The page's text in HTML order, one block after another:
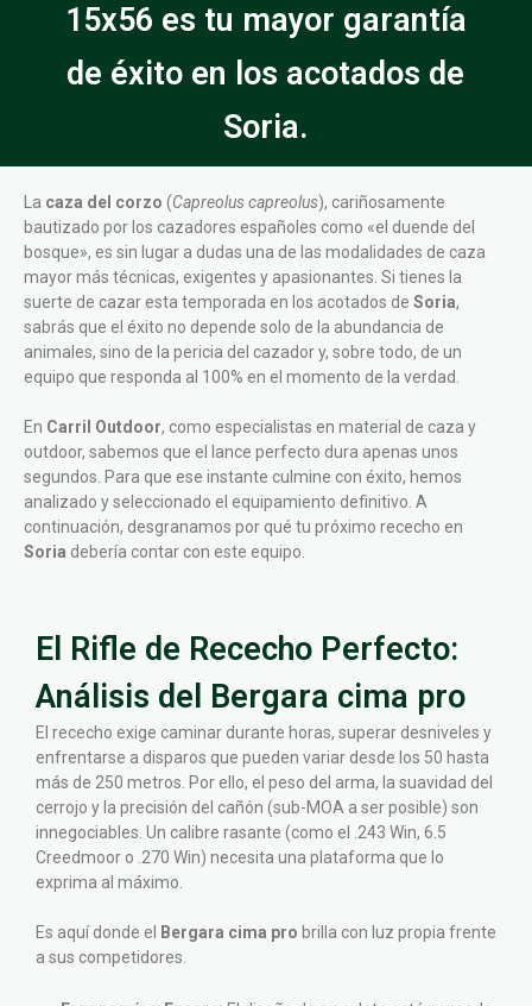
15x56 es tu mayor garantía
de éxito en los acotados de
Soria.
La caza del corzo (Capreolus capreolus), cariñosamente
bautizado por los cazadores españoles como «el duende del
bosque», es sin lugar a dudas una de las modalidades de caza
mayor más técnicas, exigentes y apasionantes. Si tienes la
suerte de cazar esta temporada en los acotados de Soria,
sabrás que el éxito no depende solo de la abundancia de
animales, sino de la pericia del cazador y, sobre todo, de un
equipo que responda al 100% en el momento de la verdad.
En Carril Outdoor, como especialistas en material de caza y
outdoor, sabemos que el lance perfecto dura apenas unos
segundos. Para que ese instante culmine con éxito, hemos
analizado y seleccionado el equipamiento definitivo. A
continuación, desgranamos por qué tu próximo rececho en
Soria debería contar con este equipo.
El Rifle de Rececho Perfecto:
Análisis del Bergara cima pro
El rececho exige caminar durante horas, superar desniveles y
enfrentarse a disparos que pueden variar desde los 50 hasta
más de 250 metros. Por ello, el peso del arma, la suavidad del
cerrojo y la precisión del cañón (sub-MOA a ser posible) son
innegociables. Un calibre rasante (como el .243 Win, 6.5
Creedmoor o .270 Win) necesita una plataforma que lo
exprima al máximo.
Es aquí donde el Bergara cima pro brilla con luz propia frente
a sus competidores.